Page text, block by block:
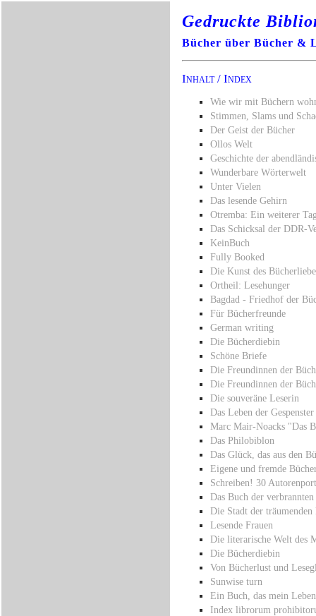
Gedruckte
Bücher über Bücher &
Inhalt / Index
Wie wir mit Büchern
Stimmen, Slams und
Der Geist der Bücher
Ollos Welt
Geschichte der
Wunderbare Wörterwelt
Unter Vielen
Das lesende Gehirn
Otremba: Ein weiterer
Das Schicksal der DDR-
KeinBuch
Fully Booked
Die Kunst des
Ortheil: Lesehunger
Bagdad - Friedhof der
Für Bücherfreunde
German writing
Die Bücherdiebin
Schöne Briefe
Die Freundinnen der
Die Freundinnen der
Die souveräne Leserin
Das Leben der Gespenster
Marc Mair-Noacks "Das
Das Philobiblon
Das Glück, das aus den
Eigene und fremde
Schreiben! 30
Das Buch der
Die Stadt der träumenden
Lesende Frauen
Die literarische Welt des
Die Bücherdiebin
Von Bücherlust und
Sunwise turn
Ein Buch, das mein
Index librorum